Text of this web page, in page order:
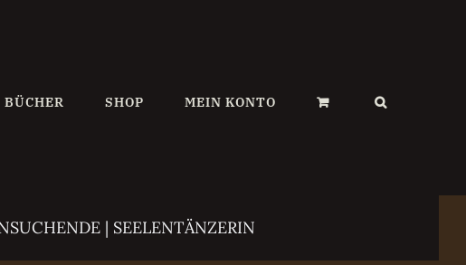
BÜCHER SHOP MEIN KONTO
| SEELENTÄNZERIN